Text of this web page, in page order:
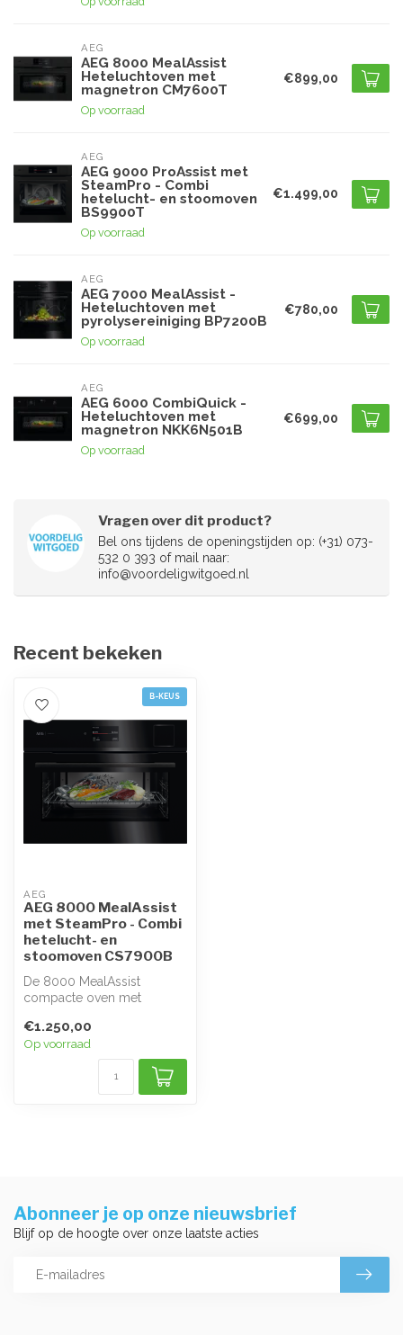
AEG
AEG 8000 MealAssist
Heteluchtoven met
magnetron CM7600T
Op voorraad
€899,00
AEG
AEG 9000 ProAssist met
SteamPro - Combi
hetelucht- en stoomoven
BS9900T
Op voorraad
€1.499,00
AEG
AEG 7000 MealAssist -
Heteluchtoven met
pyrolysereiniging BP7200B
Op voorraad
€780,00
AEG
AEG 6000 CombiQuick -
Heteluchtoven met
magnetron NKK6N501B
Op voorraad
€699,00
Vragen over dit product?
Bel ons tijdens de openingstijden op: (+31) 073-
532 0 393 of mail naar:
info@voordeligwitgoed.nl
Recent bekeken
B-KEUS
AEG
AEG 8000 MealAssist
met SteamPro - Combi
hetelucht- en
stoomoven CS7900B
De 8000 MealAssist
compacte oven met
lekkerder en gezon...
€1.250,00
Op voorraad
Abonneer je op onze nieuwsbrief
Blijf op de hoogte over onze laatste acties